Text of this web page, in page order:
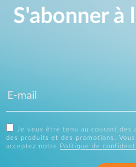
S'abonner à
Je veux être tenu au courant des
des produits et des promotions.
acceptez notre
Politique de